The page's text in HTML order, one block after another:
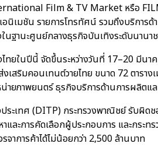
Film & TV Market หรือ
นิเมชัน รายการโทรทัศน์ รวมถึงบริกา
ฐานะศูนย์กลางธุรกิจบันเทิงระดับนานา
ไทยในปีนี้ จัดขึ้นระหว่างวันที่ 17–20 มี
สริมคอนเทนต์วายไทย ขนาด 72 ตารา
ายภาพยนตร์ ธุรกิจบริการด้านการผลิตแ
ประเทศ (DITP) กระทรวงพาณิชย์ รับ
ละการคัดเลือกผู้ประกอบการ และกระท
รจาการค้าได้ไม่น้อยกว่า 2,500 ล้านบาท